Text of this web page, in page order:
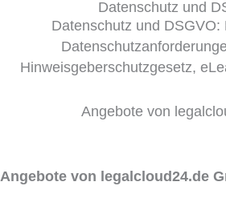
Datenschutz und
Datenschutz und DSGVO:
Hinweisgeberschutzgesetz,
Angebote von
Angebote von legalcloud24.de